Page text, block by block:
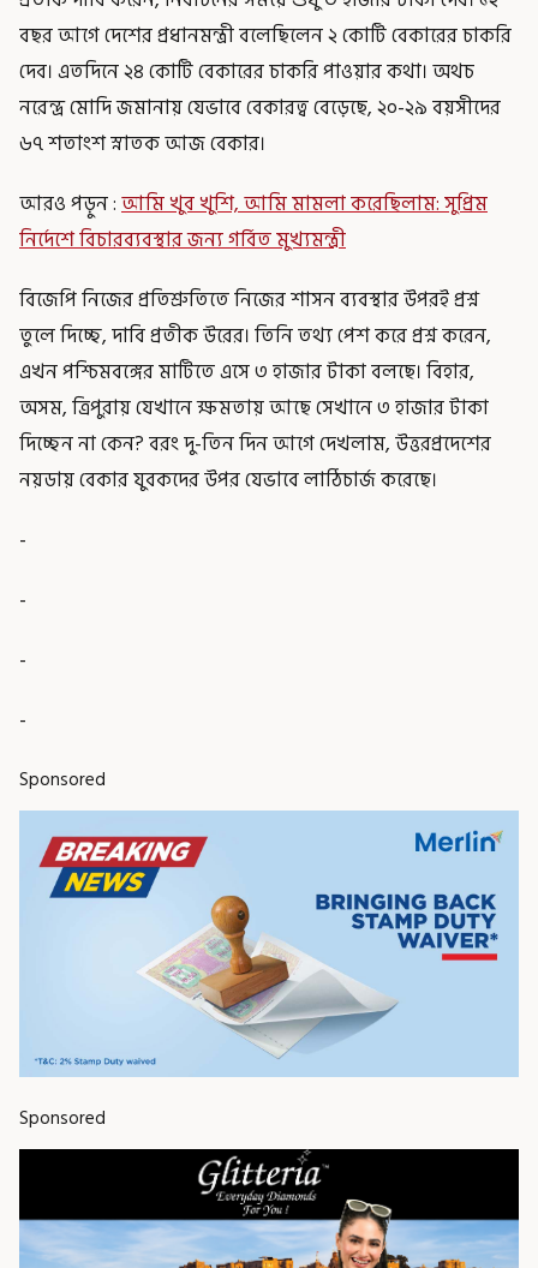
বছর আগে দেশের প্রধানমন্ত্রী বলেছিলেন ২ কোটি বেকারের চাকরি
দেব। এতদিনে ২৪ কোটি বেকারের চাকরি পাওয়ার কথা। অথচ
নরেন্দ্র মোদি জমানায় যেভাবে বেকারত্ব বেড়েছে, ২০-২৯ বয়সীদের
৬৭ শতাংশ স্নাতক আজ বেকার।
আরও পড়ুন :আমি খুব খুশি, আমি মামলা করেছিলাম: সুপ্রিম
নির্দেশে বিচারব্যবস্থার জন্য গর্বিত মুখ্যমন্ত্রী
বিজেপি নিজের প্রতিশ্রুতিতে নিজের শাসন ব্যবস্থার উপরই প্রশ্ন
তুলে দিচ্ছে, দাবি প্রতীক উরের। তিনি তথ্য পেশ করে প্রশ্ন করেন,
এখন পশ্চিমবঙ্গের মাটিতে এসে ৩ হাজার টাকা বলছে। বিহার,
অসম, ত্রিপুরায় যেখানে ক্ষমতায় আছে সেখানে ৩ হাজার টাকা
দিচ্ছেন না কেন? বরং দু-তিন দিন আগে দেখলাম, উত্তরপ্রদেশের
নয়ডায় বেকার যুবকদের উপর যেভাবে লাঠিচার্জ করেছে।
-
-
-
-
Sponsored
Sponsored